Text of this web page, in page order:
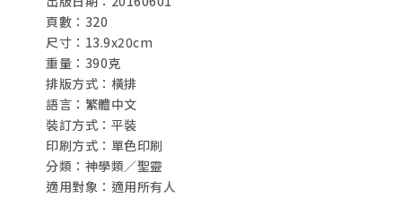
頁數：320
尺寸：13.9x20cm
重量：390克
排版方式：橫排
語言：繁體中文
裝訂方式：平裝
印刷方式：單色印刷
分類：神學類／聖靈
適用對象：適用所有人